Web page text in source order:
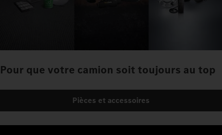
Pour que votre camion soit toujours au top
Pièces et accessoires